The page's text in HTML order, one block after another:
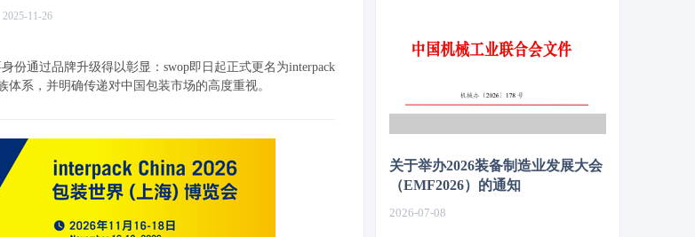
2025-11-26
份通过品牌升级得以彰显：swop即日起正式更名为interpack
系，并明确传递对中国包装市场的高度重视。
关于举办2026装备制造业发展大会
（EMF2026）的通知
2026-07-08